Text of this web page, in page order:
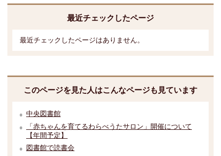
最近チェックしたページ
最近チェックしたページはありません。
このページを見た人はこんなページも見ています
中央図書館
「赤ちゃんを育てるわらべうたサロン」開催について
【年間予定】
図書館で読書会